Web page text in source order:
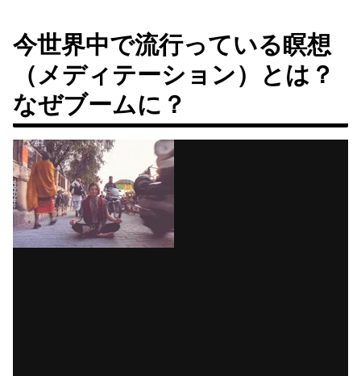
今世界中で流行っている瞑想
（メディテーション）とは？
なぜブームに？